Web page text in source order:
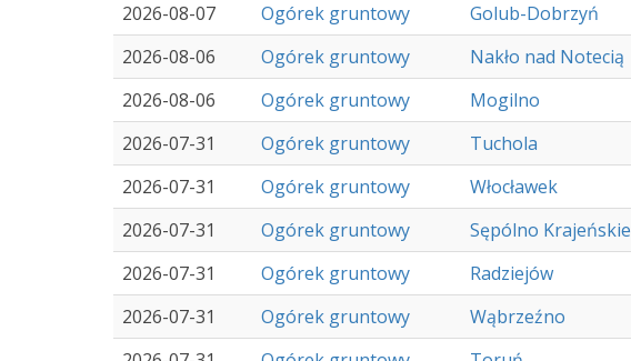
2026-08-07
Ogórek gruntowy Golub-Dobrzyń
2026-08-06
Ogórek gruntowy Nakło nad Notecią
2026-08-06
Ogórek gruntowy Mogilno
2026-07-31
Ogórek gruntowy Tuchola
2026-07-31
Ogórek gruntowy Włocławek
2026-07-31
Ogórek gruntowy Sępólno Krajeńskie
2026-07-31
Ogórek gruntowy Radziejów
2026-07-31
Ogórek gruntowy Wąbrzeźno